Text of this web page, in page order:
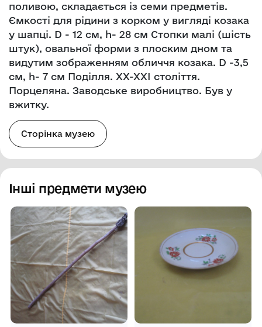
поливою, складається із семи предметів.
Ємкості для рідини з корком у вигляді козака
у шапці. D - 12 см, h- 28 см Стопки малі (шість
штук), овальної форми з плоским дном та
видутим зображенням обличчя козака. D -3,5
см, h- 7 см Поділля. ХХ-ХХІ століття.
Порцеляна. Заводське виробництво. Був у
вжитку.
Сторінка музею
Інші предмети музею